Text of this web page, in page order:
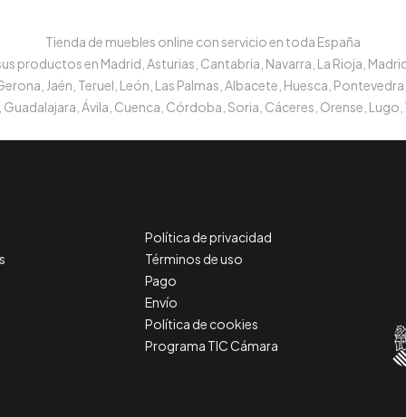
Tienda de muebles online con servicio en toda España
productos en Madrid, Asturias, Cantabria, Navarra, La Rioja,
Jaén, Teruel, León, Las Palmas, Albacete, Huesca,
Ávila, Cuenca, Córdoba, Soria, Cáceres, Orense,
Política de privacidad
Términos de uso
Pago
Envío
Política de cookies
Programa TIC Cámara